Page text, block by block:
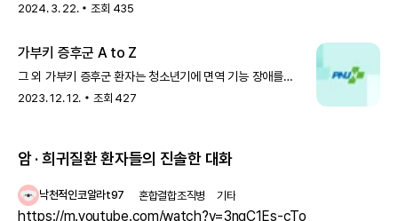
치료제 내 질환 치료제는 지금 특발성 혈소판 감소성 자반증 | FDA,
짐펜트라, 미국 출시 다발
2024. 3. 22. 조회 435
가부키 증후군 A to Z
그 외 가부키 증후군 환자는 청소년기에 면역 기능 장애를
동반할 수 있으며, 면역글로불린 A 저하로 인해 특발성 혈소판
2023. 12. 12. 조회 427
암 · 희귀질환 환자들의 진솔한 대화
낙천적인코알라t97 혼합결합조직병 기타
https://m.youtube.com/watch?v=3ngC1Es-cTo